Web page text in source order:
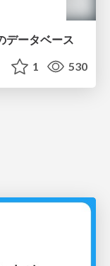
データベース
1 530